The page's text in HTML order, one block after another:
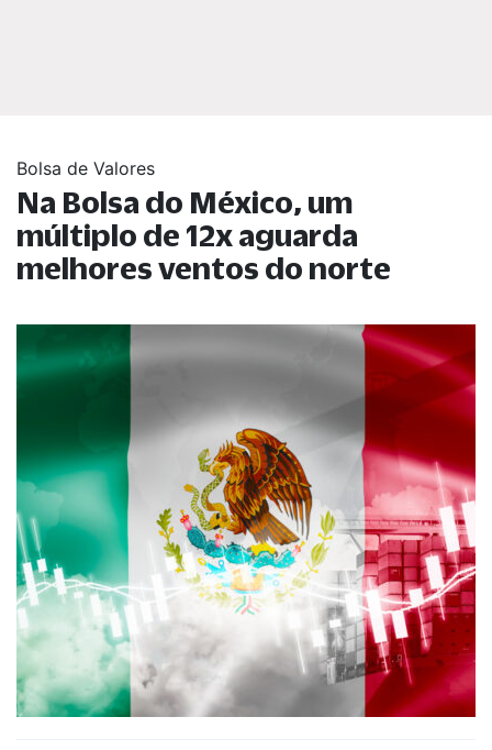
Bolsa de Valores
Na Bolsa do México, um
múltiplo de 12x aguarda
melhores ventos do norte